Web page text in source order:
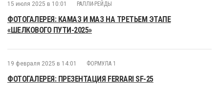
15 июля 2025 в 10:01 РАЛЛИ-РЕЙДЫ
ФОТОГАЛЕРЕЯ: КАМАЗ И МАЗ НА ТРЕТЬЕМ ЭТАПЕ
«ШЕЛКОВОГО ПУТИ-2025»
19 февраля 2025 в 14:01 ФОРМУЛА 1
ФОТОГАЛЕРЕЯ: ПРЕЗЕНТАЦИЯ FERRARI SF-25